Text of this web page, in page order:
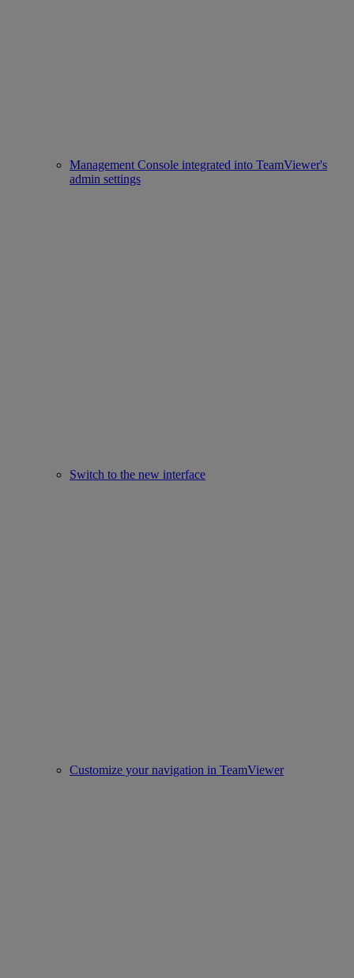
Management Console integrated into TeamViewer's
admin settings
Switch to the new interface
Customize your navigation in TeamViewer